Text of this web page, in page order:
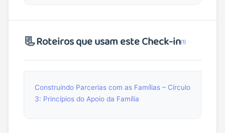
📃Roteiros que usam este Check-in(1)
Construindo Parcerias com as Famílias – Círculo
3: Princípios do Apoio da Família